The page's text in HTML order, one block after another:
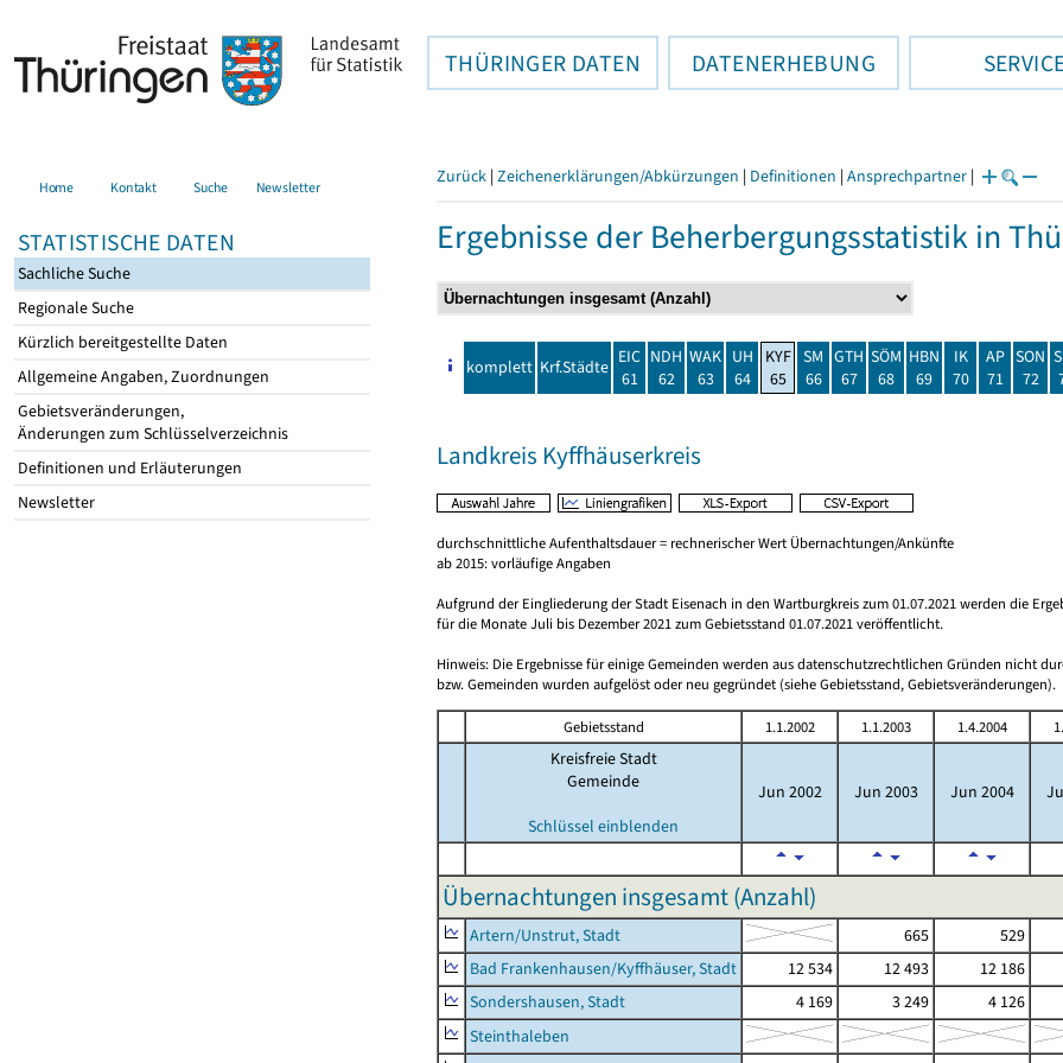
THÜRINGER DATEN DATENERHEBUNG
Home Kontakt Suche Newsletter
STATISTISCHE DATEN
Sachliche Suche
Regionale Suche
Kürzlich bereitgestellte Daten
Allgemeine Angaben, Zuordnungen
Gebietsveränderungen,
Änderungen zum Schlüsselverzeichnis
Definitionen und Erläuterungen
Newsletter
Zurück | Zeichenerklärungen/Abkürzungen | Definitionen | Ansprechpartner |
Ergebnisse der Beherbergungsstatistik in
komplett Krf.Städte EIC
61
NDH
62
WAK
63
UH
64
KYF
65
SM
66
GTH
67
SÖM
68
HBN
69
IK
70
AP
71
SON
72
Landkreis Kyffhäuserkreis
durchschnittliche Aufenthaltsdauer = rechnerischer Wert Übernachtungen/Ankünfte
ab 2015: vorläufige Angaben
Aufgrund der Eingliederung der Stadt Eisenach in den Wartburgkreis zum 01.07.2021 werden die
für die Monate Juli bis Dezember 2021 zum Gebietsstand 01.07.2021 veröffentlicht.
Hinweis: Die Ergebnisse für einige Gemeinden werden aus datenschutzrechtlichen Gründen nicht
bzw. Gemeinden wurden aufgelöst oder neu gegründet (siehe Gebietsstand, Gebietsveränderungen).
Gebietsstand 1.1.2002 1.1.2003 1.4.2004
Kreisfreie Stadt
Gemeinde
Schlüssel einblenden
Jun 2002 Jun 2003 Jun 2004
Übernachtungen insgesamt (Anzahl)
Artern/Unstrut, Stadt 665 529
Bad Frankenhausen/Kyffhäuser, Stadt
12 534 12 493 12 186
Sondershausen, Stadt
4 169 3 249 4 126
Steinthaleben